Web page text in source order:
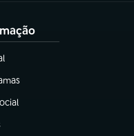
aba)
aba)